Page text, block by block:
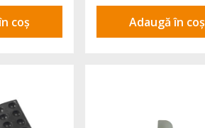
coș Adaugă în coș